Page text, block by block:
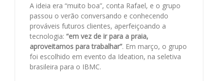
A ideia era “muito boa”, conta Rafael, e o grupo
passou o verão conversando e conhecendo
prováveis futuros clientes, aperfeiçoando a
tecnologia: “em vez de ir para a praia,
aproveitamos para trabalhar”. Em março, o grupo
foi escolhido em evento da Ideation, na seletiva
brasileira para o IBMC.